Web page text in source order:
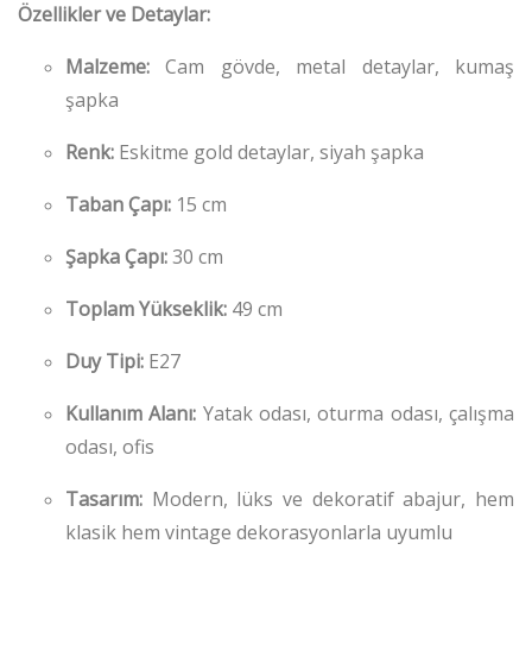
Özellikler ve Detaylar:
Malzeme: Cam gövde, metal detaylar, kumaş
şapka
Renk: Eskitme gold detaylar, siyah şapka
Taban Çapı: 15 cm
Şapka Çapı:30 cm
Toplam Yükseklik: 49 cm
Duy Tipi: E27
Kullanım Alanı: Yatak odası, oturma odası, çalışma
odası, ofis
Tasarım: Modern, lüks ve dekoratif abajur, hem
klasik hem vintage dekorasyonlarla uyumlu